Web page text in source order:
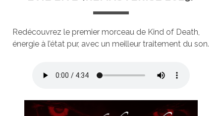
Redécouvrez le premier morceau de Kind of Death,
énergie à l’état pur, avec un meilleur traitement du son.